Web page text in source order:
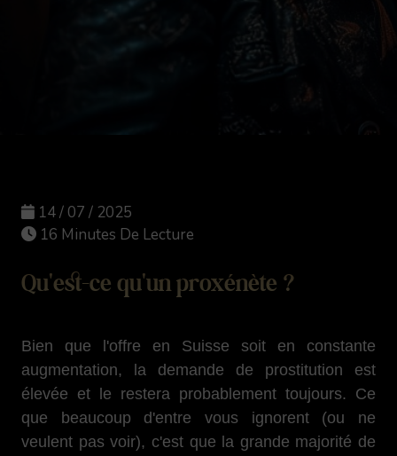
14 / 07 / 2025
16 Minutes De Lecture
Qu'est-ce qu'un proxénète ?
Bien que l'offre en Suisse soit en constante
augmentation, la demande de prostitution est
élevée et le restera probablement toujours. Ce
que beaucoup d'entre vous ignorent (ou ne
veulent pas voir), c'est que la grande majorité de